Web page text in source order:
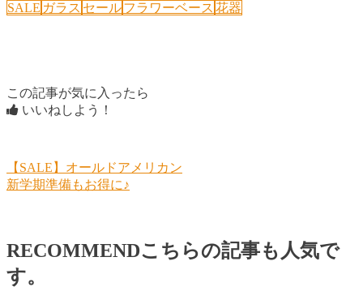
SALE ガラス セールフラワーベース 花器
この記事が気に入ったら
いいねしよう！
【SALE】オールドアメリカン
新学期準備もお得に♪
RECOMMENDこちらの記事も人気で
す。